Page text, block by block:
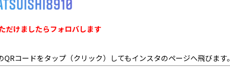
だけましたらフォロバします
コードをタップ（クリック）してもインスタのページへ飛びます。